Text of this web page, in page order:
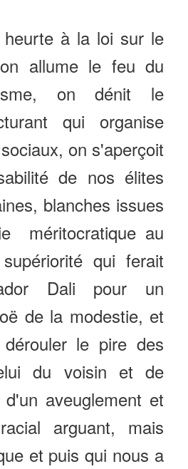
à la loi sur le
allume le feu du
on dénit le
qui organise
on s'aperçoit
de nos élites
blanches issues
méritocratique au
qui ferait
Dali pour un
de la modestie, et
le pire des
du voisin et de
aveuglement et
arguant, mais
et puis qui nous a